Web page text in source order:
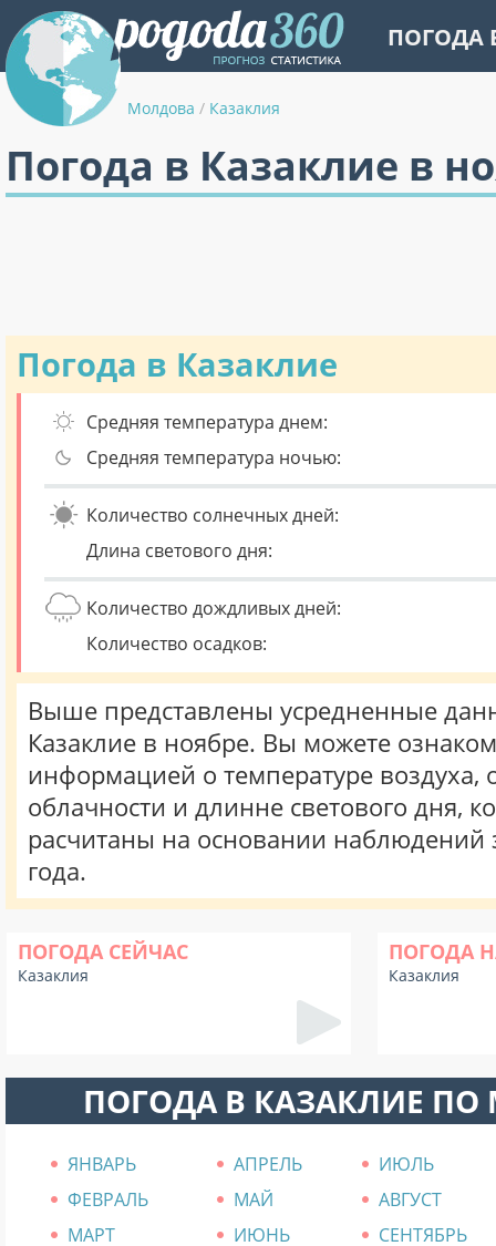
ПОГОДА
Молдова / Казаклия
Погода в Казаклие в
Погода в Казаклие
Средняя температура днем:
Средняя температура ночью:
Количество солнечных дней:
Длина светового дня:
Количество дождливых дней:
Количество осадков:
Выше представлены усредненные
Казаклие в ноябре. Вы можете
информацией о температуре воздуха,
облачности и длинне светового дня,
расчитаны на основании наблюдений
года.
ПОГОДА СЕЙЧАС
Казаклия
ПОГОДА
Казаклия
ПОГОДА В КАЗАКЛИЕ
ЯНВАРЬ АПРЕЛЬ
ИЮЛЬ
ФЕВРАЛЬ
МАЙ
АВГУСТ
МАРТ
ИЮНЬ СЕНТЯБРЬ